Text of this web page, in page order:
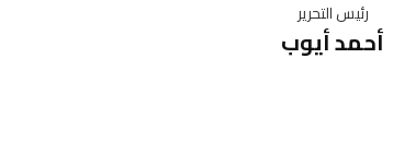
رئيس التحرير
أحمد أيوب